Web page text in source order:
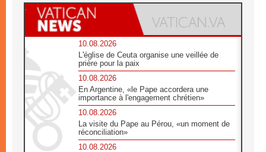
10.08.2026
L'église de Ceuta organise une veillée de
prière pour la paix
10.08.2026
En Argentine, «le Pape accordera une
importance à l'engagement chrétien»
10.08.2026
La visite du Pape au Pérou, «un moment de
réconciliation»
10.08.2026